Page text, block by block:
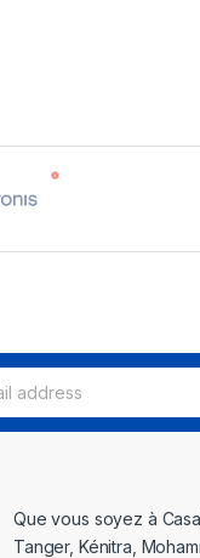
Que vous soyez à
Tanger, Kénitra,